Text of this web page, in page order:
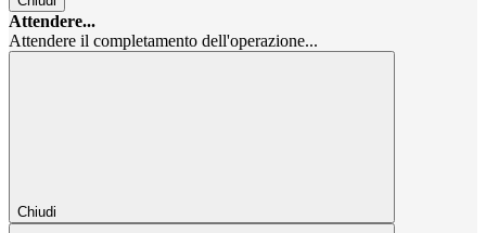
Attendere...
Attendere il completamento dell'operazione...
Chiudi